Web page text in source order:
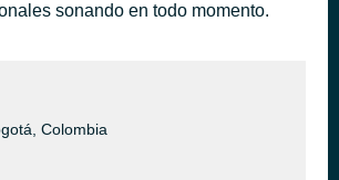
sonando en todo momento.
Colombia